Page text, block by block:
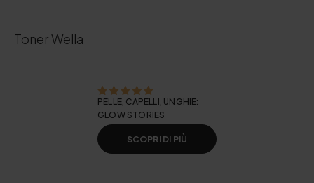
Toner Wella
PELLE, CAPELLI, UNGHIE:
GLOW STORIES
SCOPRI DI PIÙ